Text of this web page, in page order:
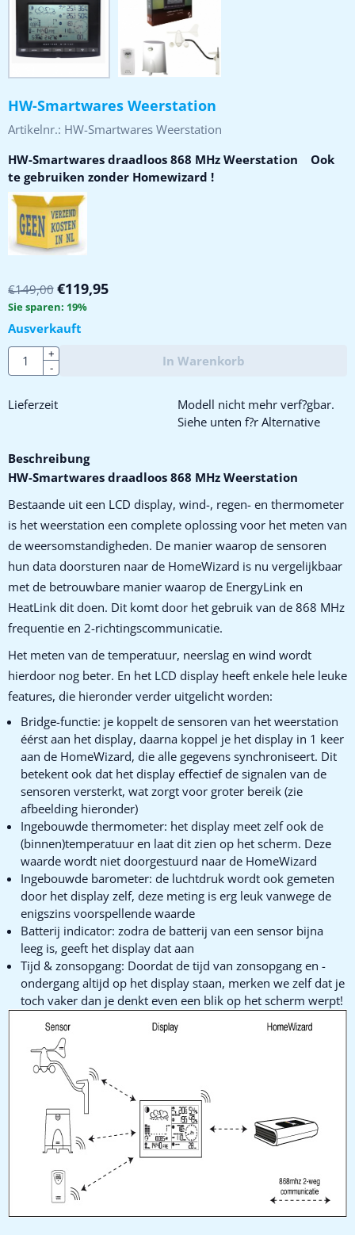
HW-Smartwares Weerstation
Artikelnr.: HW-Smartwares Weerstation
HW-Smartwares draadloos 868 MHz Weerstation Ook
te gebruiken zonder Homewizard !
€149,00 €119,95
Sie sparen: 19%
Ausverkauft
Anzahl
+
-
In Warenkorb
Lieferzeit
Modell nicht mehr verf?gbar.
Siehe unten f?r Alternative
Beschreibung
HW-Smartwares draadloos 868 MHz Weerstation
Bestaande uit een LCD display, wind-, regen- en thermometer
is het weerstation een complete oplossing voor het meten van
de weersomstandigheden. De manier waarop de sensoren
hun data doorsturen naar de HomeWizard is nu vergelijkbaar
met de betrouwbare manier waarop de EnergyLink en
HeatLink dit doen. Dit komt door het gebruik van de 868 MHz
frequentie en 2-richtingscommunicatie.
Het meten van de temperatuur, neerslag en wind wordt
hierdoor nog beter. En het LCD display heeft enkele hele leuke
features, die hieronder verder uitgelicht worden:
Bridge-functie: je koppelt de sensoren van het weerstation
éérst aan het display, daarna koppel je het display in 1 keer
aan de HomeWizard, die alle gegevens synchroniseert. Dit
betekent ook dat het display effectief de signalen van de
sensoren versterkt, wat zorgt voor groter bereik (zie
afbeelding hieronder)
Ingebouwde thermometer: het display meet zelf ook de
(binnen)temperatuur en laat dit zien op het scherm. Deze
waarde wordt niet doorgestuurd naar de HomeWizard
Ingebouwde barometer: de luchtdruk wordt ook gemeten
door het display zelf, deze meting is erg leuk vanwege de
enigszins voorspellende waarde
Batterij indicator: zodra de batterij van een sensor bijna
leeg is, geeft het display dat aan
Tijd & zonsopgang: Doordat de tijd van zonsopgang en -
ondergang altijd op het display staan, merken we zelf dat je
toch vaker dan je denkt even een blik op het scherm werpt!